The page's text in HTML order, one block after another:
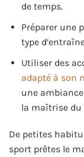
de temps.
Préparer une
type
Utiliser des
adapté à son
une
la maîtrise du
De petites
sport prêtes le